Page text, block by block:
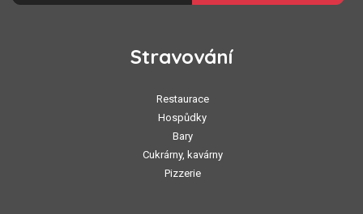
Stravování
Restaurace
Hospůdky
Bary
Cukrárny, kavárny
Pizzerie